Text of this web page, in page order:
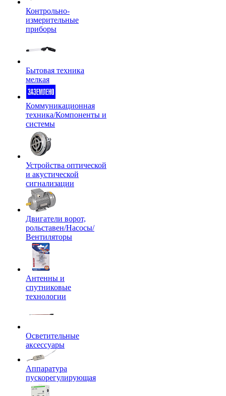
Контрольно-
измерительные
приборы
Бытовая техника
мелкая
Коммуникационная
техника/Компоненты и
системы
Устройства оптической
и акустической
сигнализации
Двигатели ворот,
рольставен/Насосы/
Вентиляторы
Антенны и
спутниковые
технологии
Осветительные
аксессуары
Аппаратура
пускорегулирующая